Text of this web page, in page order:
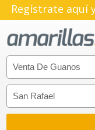
Regístrate aquí